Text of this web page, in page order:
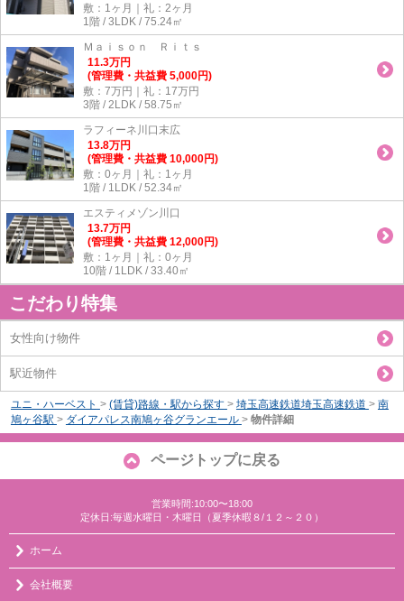
敷：1ヶ月｜礼：2ヶ月
1階 / 3LDK / 75.24㎡
Ｍａｉｓｏｎ Ｒｉｔｓ
11.3万円
(管理費・共益費 5,000円)
敷：7万円｜礼：17万円
3階 / 2LDK / 58.75㎡
ラフィーネ川口末広
13.8万円
(管理費・共益費 10,000円)
敷：0ヶ月｜礼：1ヶ月
1階 / 1LDK / 52.34㎡
エスティメゾン川口
13.7万円
(管理費・共益費 12,000円)
敷：1ヶ月｜礼：0ヶ月
10階 / 1LDK / 33.40㎡
こだわり特集
女性向け物件
駅近物件
ユニ・ハーベスト > (賃貸)路線・駅から探す > 埼玉高速鉄道埼玉高速鉄道 > 南
鳩ヶ谷駅 > ダイアパレス南鳩ヶ谷グランエール > 物件詳細
ページトップに戻る
営業時間:10:00〜18:00
定休日:毎週水曜日・木曜日（夏季休暇８/１２～２０）
ホーム
会社概要